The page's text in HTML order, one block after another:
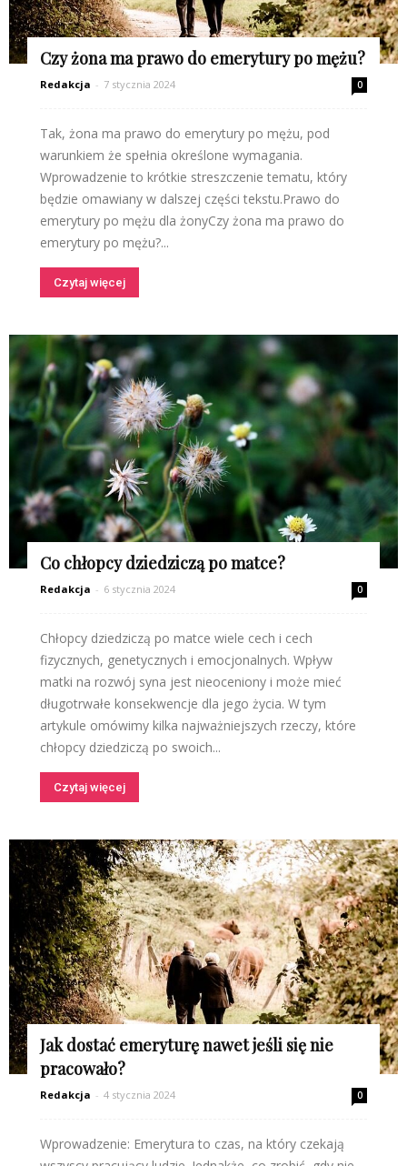
Czy żona ma prawo do emerytury po mężu?
Redakcja - 7 stycznia 2024 0
Tak, żona ma prawo do emerytury po mężu, pod
warunkiem że spełnia określone wymagania.
Wprowadzenie to krótkie streszczenie tematu, który
będzie omawiany w dalszej części tekstu.Prawo do
emerytury po mężu dla żonyCzy żona ma prawo do
emerytury po mężu?...
Czytaj więcej
Co chłopcy dziedziczą po matce?
Redakcja - 6 stycznia 2024 0
Chłopcy dziedziczą po matce wiele cech i cech
fizycznych, genetycznych i emocjonalnych. Wpływ
matki na rozwój syna jest nieoceniony i może mieć
długotrwałe konsekwencje dla jego życia. W tym
artykule omówimy kilka najważniejszych rzeczy, które
chłopcy dziedziczą po swoich...
Czytaj więcej
Jak dostać emeryturę nawet jeśli się nie
pracowało?
Redakcja - 4 stycznia 2024 0
Wprowadzenie: Emerytura to czas, na który czekają